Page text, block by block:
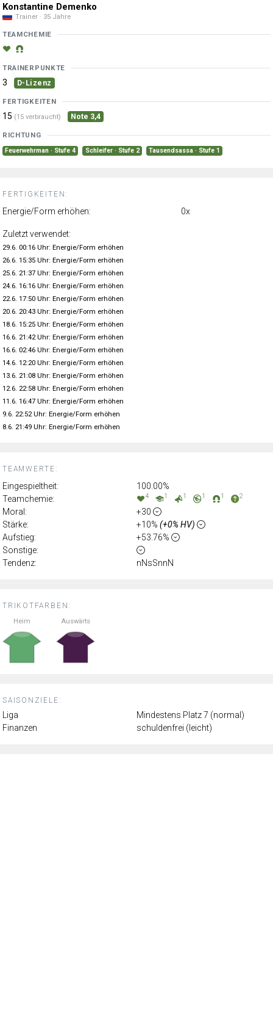
TRIKOTFARBEN:
Heim Auswärts
SAISONZIELE:
Liga
Mindestens Platz 7 (normal)
Finanzen
schuldenfrei (leicht)
TEAMWERTE:
Eingespieltheit:
100.00%
Teamchemie:
4 1 1 1 1 2
Moral:
+30
Stärke:
+10% (+0% HV)
Aufstieg:
+53.76%
Sonstige:
Tendenz:
nNsSnnN
Konstantine Demenko
Trainer · 35 Jahre
TEAMCHEMIE
TRAINERPUNKTE
3 D-Lizenz
FERTIGKEITEN
15 (15 verbraucht) Note 3,4
RICHTUNG
Feuerwehrman · Stufe 4 Schleifer · Stufe 2 Tausendsassa · Stufe 1
FERTIGKEITEN:
Energie/Form erhöhen: 0x
Zuletzt verwendet:
29.6. 00:16 Uhr: Energie/Form erhöhen
26.6. 15:35 Uhr: Energie/Form erhöhen
25.6. 21:37 Uhr: Energie/Form erhöhen
24.6. 16:16 Uhr: Energie/Form erhöhen
22.6. 17:50 Uhr: Energie/Form erhöhen
20.6. 20:43 Uhr: Energie/Form erhöhen
18.6. 15:25 Uhr: Energie/Form erhöhen
16.6. 21:42 Uhr: Energie/Form erhöhen
16.6. 02:46 Uhr: Energie/Form erhöhen
14.6. 12:20 Uhr: Energie/Form erhöhen
13.6. 21:08 Uhr: Energie/Form erhöhen
12.6. 22:58 Uhr: Energie/Form erhöhen
11.6. 16:47 Uhr: Energie/Form erhöhen
9.6. 22:52 Uhr: Energie/Form erhöhen
8.6. 21:49 Uhr: Energie/Form erhöhen